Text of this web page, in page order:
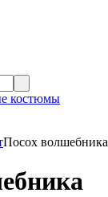
костюмы
Посох волшебника